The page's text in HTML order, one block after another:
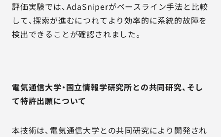
評価実験では、AdaSniperがベースライン手法と比較
して、探索が進むにつれてより効率的に系統的故障を
検出できることが確認されました。
電気通信大学・国立情報学研究所との共同研究、そし
て特許出願について
本技術は、電気通信大学との共同研究により開発され